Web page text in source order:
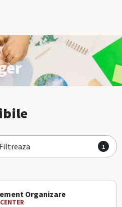
Filtreaza 1
Organizare